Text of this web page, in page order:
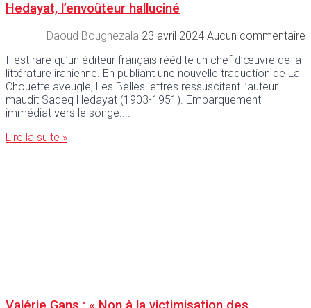
Hedayat, l’envoûteur halluciné
Daoud Boughezala 23 avril 2024 Aucun commentaire
Il est rare qu’un éditeur français réédite un chef d’œuvre de la
littérature iranienne. En publiant une nouvelle traduction de La
Chouette aveugle, Les Belles lettres ressuscitent l’auteur
maudit Sadeq Hedayat (1903-1951). Embarquement
immédiat vers le songe.
Lire la suite »